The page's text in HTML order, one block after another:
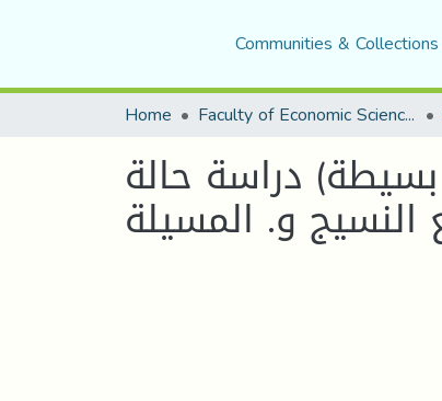
Communities & Collections
Home Faculty of Economic Sciences, Commerce and Management Sciences
دراسة حالة
و. المسيلة